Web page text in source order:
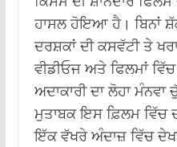
ਹਾਸਲ ਹੋਇਆ ਹੈ। ਬਿਨਾਂ
ਦਰਸ਼ਕਾਂ ਦੀ ਕਸਵੱਟੀ ਤੇ
ਵੀਡੀਓਜ ਅਤੇ ਫਿਲਮਾਂ
ਅਦਾਕਾਰੀ ਦਾ ਲੋਹਾ
ਮੁਤਾਬਕ ਇਸ ਫ਼ਿਲਮ ਵਿੱਚ
ਇੱਕ ਵੱਖਰੇ ਅੰਦਾਜ਼ ਵਿੱਚ